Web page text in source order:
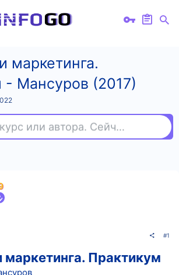
маркетинга.
- Мансуров (2017)
Найдите курс или автора. Сейчас ищут
#1
маркетинга. Практикум